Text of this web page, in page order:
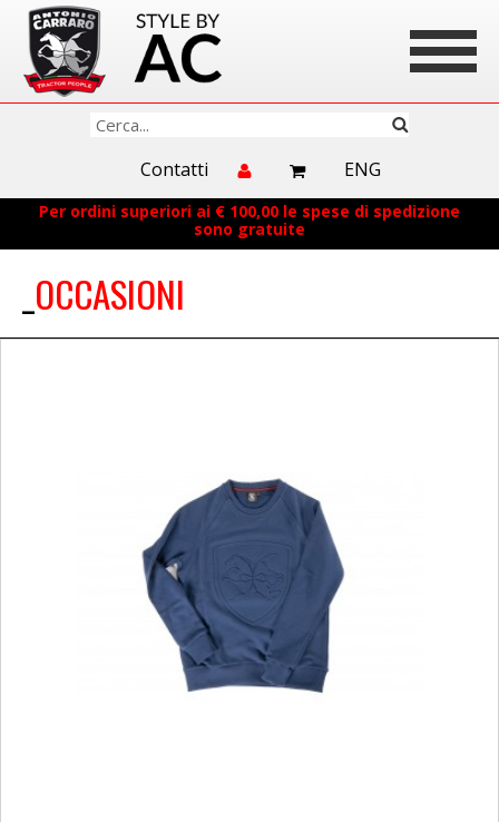
Contatti ENG
Per ordini superiori ai € 100,00 le spese di spedizione
sono gratuite
OCCASIONI